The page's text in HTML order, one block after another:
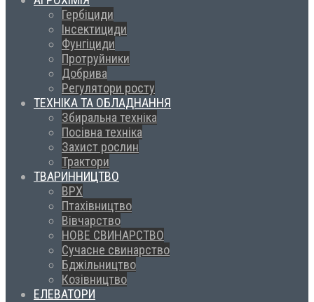
Гербіциди
Інсектициди
Фунгіциди
Протруйники
Добрива
Регулятори росту
ТЕХНІКА ТА ОБЛАДНАННЯ
Збиральна техніка
Посівна техніка
Захист рослин
Трактори
ТВАРИННИЦТВО
ВРХ
Птахівництво
Вівчарство
НОВЕ СВИНАРСТВО
Сучасне свинарство
Бджільництво
Козівництво
ЕЛЕВАТОРИ